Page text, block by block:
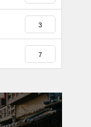
3
7